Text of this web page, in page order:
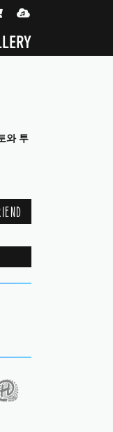
CART 0 ITEMS
MEDIA PLAYER
와 투